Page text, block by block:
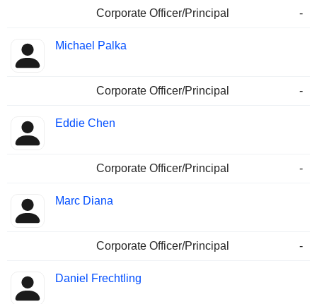
Corporate Officer/Principal -
Michael Palka
Corporate Officer/Principal -
Eddie Chen
Corporate Officer/Principal -
Marc Diana
Corporate Officer/Principal -
Daniel Frechtling